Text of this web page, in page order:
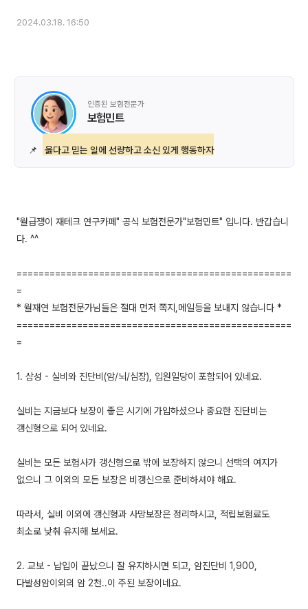
2024.03.18. 16:50
인증된 보험전문가
보험민트
📌 옳다고 믿는 일에 선량하고 소신 있게 행동하자
"월급쟁이 재테크 연구카페" 공식 보험전문가"보험민트" 입니다. 반갑습니
다. ^^
==================================================
=
* 월재연 보험전문가님들은 절대 먼저 쪽지,메일등을 보내지 않습니다 *
==================================================
=
1. 삼성 - 실비와 진단비(암/뇌/심장), 입원일당이 포함되어 있네요.
실비는 지금보다 보장이 좋은 시기에 가입하셨으나 중요한 진단비는
갱신형으로 되어 있네요.
실비는 모든 보험사가 갱신형으로 밖에 보장하지 않으니 선택의 여지가
없으니 그 이외의 모든 보장은 비갱신으로 준비하셔야 해요.
따라서, 실비 이외에 갱신형과 사망보장은 정리하시고, 적립보험료도
최소로 낮춰 유지해 보세요.
2. 교보 - 납입이 끝났으니 잘 유지하시면 되고, 암진단비 1,900,
다발성암이외의 암 2천..이 주된 보장이네요.